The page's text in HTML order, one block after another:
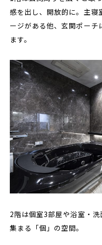
感を出し、開放的に。主寝
ージがある他、玄関ポーチ
ます。
2階は個室3部屋や浴室・
集まる「個」の空間。